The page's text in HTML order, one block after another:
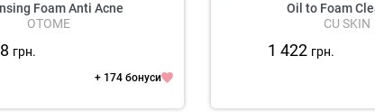
Foam Anti Acne
OTOME
грн.
+ 174 бонуси
Oil to Foam
CU SKIN
1 422 грн.